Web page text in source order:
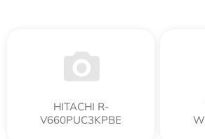
HITACHI R-
V660PUC3KPBE